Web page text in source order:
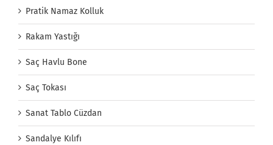
Pratik Namaz Kolluk
Rakam Yastığı
Saç Havlu Bone
Saç Tokası
Sanat Tablo Cüzdan
Sandalye Kılıfı